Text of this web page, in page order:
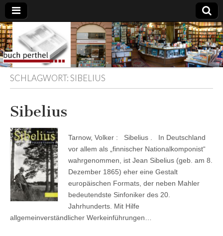
Buchhandlung
am Gasteig
SCHLAGWORT:SIBELIUS
Sibelius
Tarnow, Volker : Sibelius . In Deutschland
vor allem als „finnischer Nationalkomponist“
wahrgenommen, ist Jean Sibelius (geb. am 8.
Dezember 1865) eher eine Gestalt
europäischen Formats, der neben Mahler
bedeutendste Sinfoniker des 20.
Jahrhunderts. Mit Hilfe
allgemeinverständlicher Werkeinführungen…